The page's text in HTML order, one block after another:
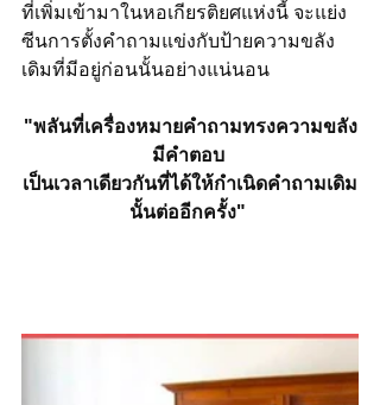
ที่เพิ่มเข้ามาในหอเกียรติยศแห่งนี้ จะแย่ง
ซีนการตั้งคำถามแข่งกับป้ายความขลัง
เดิมที่มีอยู่ก่อนนั้นอย่างแน่นอน
"พลันที่เครื่องหมายคำถามทรงความขลัง
มีคำตอบ
เป็นเวลาเดียวกันที่ได้ให้กำเนิดคำถามเดิม
นั้นต่ออีกครั้ง"